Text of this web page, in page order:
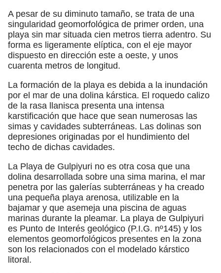
A pesar de su diminuto tamaño, se trata de una
singularidad geomorfológica de primer orden, una
playa sin mar situada cien metros tierra adentro. Su
forma es ligeramente elíptica, con el eje mayor
dispuesto en dirección este a oeste, y unos
cuarenta metros de longitud.
La formación de la playa es debida a la inundación
por el mar de una dolina kárstica. El roquedo calizo
de la rasa llanisca presenta una intensa
karstificación que hace que sean numerosas las
simas y cavidades subterráneas. Las dolinas son
depresiones originadas por el hundimiento del
techo de dichas cavidades.
La Playa de Gulpiyuri no es otra cosa que una
dolina desarrollada sobre una sima marina, el mar
penetra por las galerías subterráneas y ha creado
una pequeña playa arenosa, utilizable en la
bajamar y que asemeja una piscina de aguas
marinas durante la pleamar. La playa de Gulpiyuri
es Punto de Interés geológico (P.I.G. nº145) y los
elementos geomorfológicos presentes en la zona
son los relacionados con el modelado kárstico
litoral.